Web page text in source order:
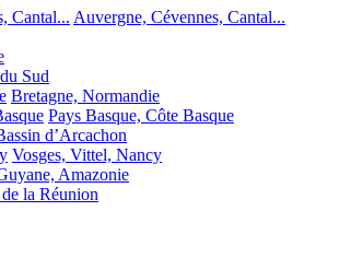
Cantal... Auvergne, Cévennes, Cantal...
Sud
Bretagne, Normandie
Pays Basque, Côte Basque
d’Arcachon
Vosges, Vittel, Nancy
Amazonie
la Réunion